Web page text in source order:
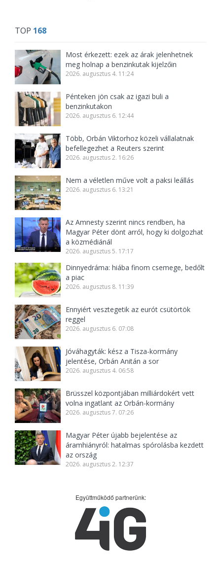
TOP 168
Most érkezett: ezek az árak jelenhetnek
meg holnap a benzinkutak kijelzőin
2026. augusztus 4. 11:24
Pénteken jön csak az igazi buli a
benzinkutakon
2026. augusztus 6. 12:44
Több, Orbán Viktorhoz közeli vállalatnak
befellegezhet a Reuters szerint
2026. augusztus 2. 16:26
Nem a véletlen műve volt a paksi leállás
2026. augusztus 6. 13:21
Az Amnesty szerint nincs rendben, ha
Magyar Péter dönt arról, hogy ki dolgozhat
a közmédiánál
2026. augusztus 5. 17:17
Dinnyedráma: hiába finom csemege, bedőlt
a piac
2026. augusztus 8. 11:39
Ennyiért vesztegetik az eurót csütörtök
reggel
2026. augusztus 6. 07:08
Jóváhagyták: kész a Tisza-kormány
jelentése, Orbán Anitán a sor
2026. augusztus 4. 06:58
Brüsszel központjában milliárdokért vett
volna ingatlant az Orbán-kormány
2026. augusztus 7. 07:26
Magyar Péter újabb bejelentése az
áramhiányról: hatalmas spórolásba kezdett
az ország
2026. augusztus 2. 12:37
Együttműködő partnerünk: